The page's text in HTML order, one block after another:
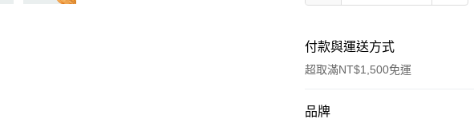
付款與運送方式
超取滿NT$1,500免運
付款方式
品牌